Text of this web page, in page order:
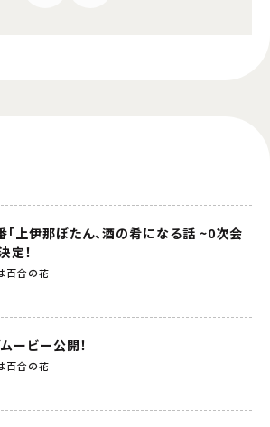
上伊那ぼたん、酒の肴になる話 ~0次会
定！
百合の花
ービー公開！
百合の花